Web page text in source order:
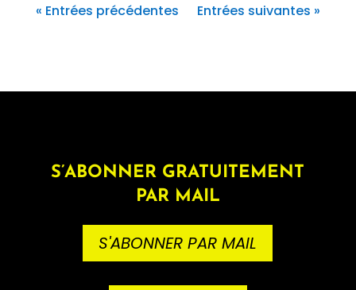
« Entrées précédentes Entrées suivantes »
S’ABONNER GRATUITEMENT
PAR MAIL
S'ABONNER PAR MAIL